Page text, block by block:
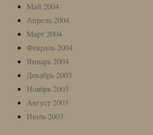
Май 2004
Апрель 2004
Март 2004
Февраль 2004
Январь 2004
Декабрь 2003
Ноябрь 2003
Август 2003
Июль 2003